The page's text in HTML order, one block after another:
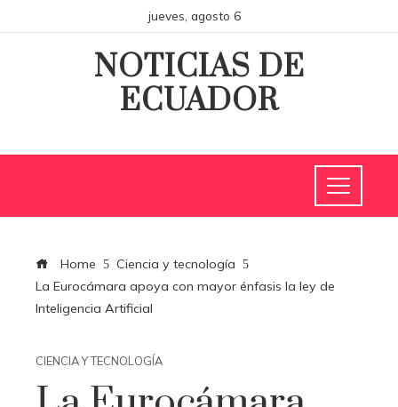
jueves, agosto 6
NOTICIAS DE
ECUADOR
Home
Ciencia y tecnología
La Eurocámara apoya con mayor énfasis la ley de
Inteligencia Artificial
CIENCIA Y TECNOLOGÍA